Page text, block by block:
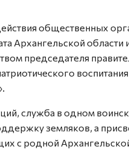
общественных
Архангельской области
председателя
служба в одном
земляков, а
с родной